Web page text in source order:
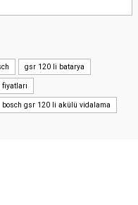
gsr 120 li batarya
bosch gsr 120 li akülü vidalama